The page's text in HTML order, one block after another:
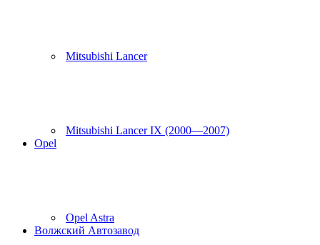
Mitsubishi Lancer
Mitsubishi Lancer IX (2000—2007)
Opel
Opel Astra
Волжский Автозавод